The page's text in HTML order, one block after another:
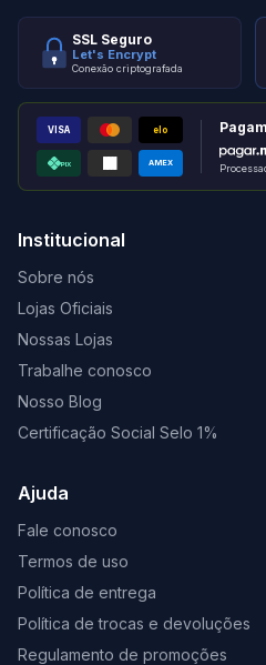
SSL Seguro
Let's Encrypt
Conexão criptografada
VISA elo
PIX AMEX
Institucional
Sobre nós
Lojas Oficiais
Nossas Lojas
Trabalhe conosco
Nosso Blog
Certificação Social Selo 1%
Ajuda
Fale conosco
Termos de uso
Política de entrega
Política de trocas e devoluções
Regulamento de promoções